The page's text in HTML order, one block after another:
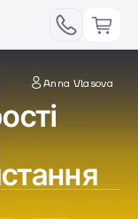
Anna Vlasova